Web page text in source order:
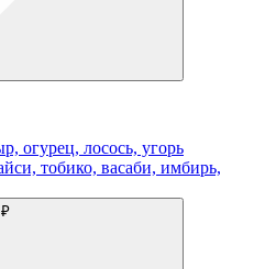
огурец, лосось, угорь
тобико, васаби, имбирь,